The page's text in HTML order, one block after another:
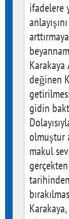
ifadelere
Karakaya
değinen
gidin
olmuştur
makul